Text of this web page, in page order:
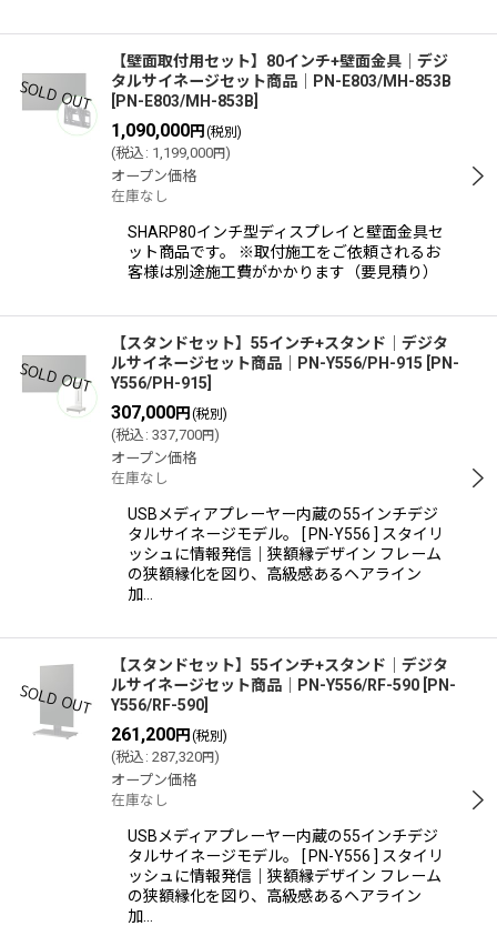
【壁面取付用セット】80インチ+壁面金具│デジ
タルサイネージセット商品│PN-E803/MH-853B
PN-E803/MH-853B
1,090,000円 (税別)
(税込 : 1,199,000円)
オープン価格
在庫なし
SHARP80インチ型ディスプレイと壁面金具セ
ット商品です。 ※取付施工をご依頼されるお
客様は別途施工費がかかります（要見積り）
【スタンドセット】55インチ+スタンド│デジタ
ルサイネージセット商品│PN-Y556/PH-915
PN-
Y556/PH-915
307,000円 (税別)
(税込 : 337,700円)
オープン価格
在庫なし
USBメディアプレーヤー内蔵の55インチデジ
タルサイネージモデル。 [ PN-Y556 ] スタイリ
ッシュに情報発信｜狭額縁デザイン フレーム
の狭額縁化を図り、高級感あるヘアライン
加…
【スタンドセット】55インチ+スタンド│デジタ
ルサイネージセット商品│PN-Y556/RF-590
PN-
Y556/RF-590
261,200円 (税別)
(税込 : 287,320円)
オープン価格
在庫なし
USBメディアプレーヤー内蔵の55インチデジ
タルサイネージモデル。 [ PN-Y556 ] スタイリ
ッシュに情報発信｜狭額縁デザイン フレーム
の狭額縁化を図り、高級感あるヘアライン
加…